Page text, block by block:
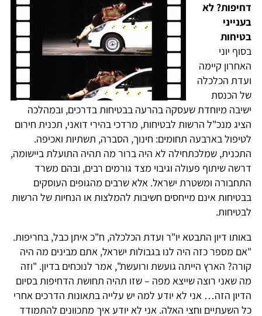
דחיפות? לא
בענייני
בטיחות
בסוף יוני
האחרון קיימה
ועדת הכלכלה
של הכנסת
ישיבה מיוחדת שעסקה בהרעה בבטיחות בדרכים, ובמהלכה
הציג מנכ"ל הרשות לבטיחות, מרדכי בהירי דואני, תכנית חירום
לטיפול בארבעה תחומים: חינוך, הסברה, תשתיות ואכיפה.
התכנית, שמלכתחילה לא היה ברור מה תהיה התועלת ביישומה,
דרשה שיתוף פעולה וגיבוי מצד גורמים רבים, ובהם משרד
התחבורה ומשטרת ישראל. אלא שרבים מהגופים העוסקים
בבטיחות אינם מייחסים חשיבות להמלצות או הנחיות של הרשות
לבטיחות.
באותו דיון התבטא יו"ר ועדת הכלכלה, ח"כ איתן כבל, בחריפות.
"אם מספר כזה היה לנו בגבולות ישראל, אתם מבינים מה היה
קורה? הארץ הייתה גועשת ורועשת", אמר לנוכחים בדיון. "וזה
מה שאני רוצה שייצא מפה – שזו תהיה תחושת הדחיפות בסיום
הדיון הזה… אני לא יודע למה יש עלייה בתאונות הדרכים אחרי
כל השעתיים וחצי האלה. אני לא יודע איך מתכוונים להתמודד